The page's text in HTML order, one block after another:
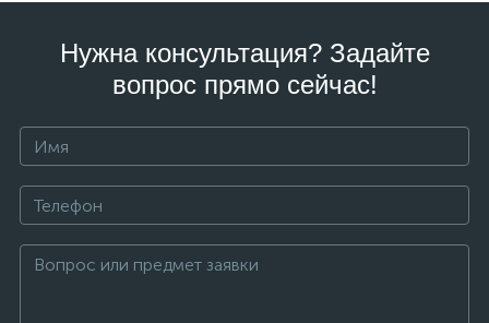
Нужна консультация? Задайте
вопрос прямо сейчас!